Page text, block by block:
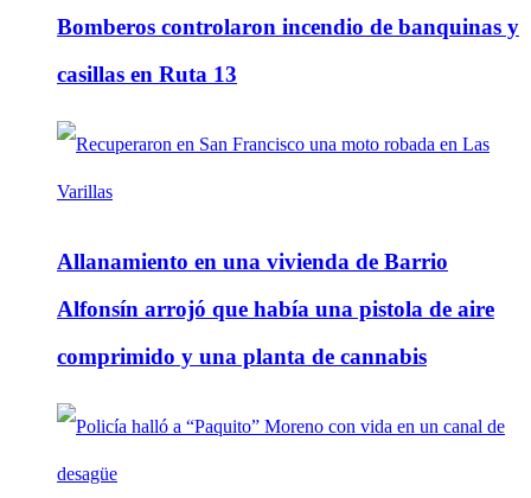
Bomberos controlaron incendio de banquinas y
casillas en Ruta 13
Allanamiento en una vivienda de Barrio
Alfonsín arrojó que había una pistola de aire
comprimido y una planta de cannabis